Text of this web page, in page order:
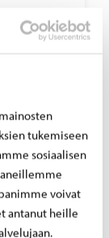
tukemiseen
sosiaalisen
voivat
antanut heille